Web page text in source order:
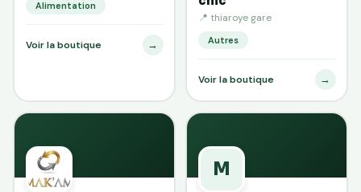
Alimentation
Voir la boutique →
📍 thiaroye gare
Autres
Voir la boutique →
M